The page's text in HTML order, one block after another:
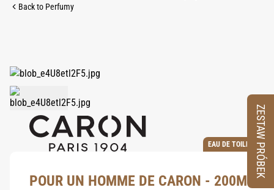
Back to Perfumy
EAU DE TOILETTE
POUR UN HOMME DE CARON - 200ML
ZESTAW PRÓBEK